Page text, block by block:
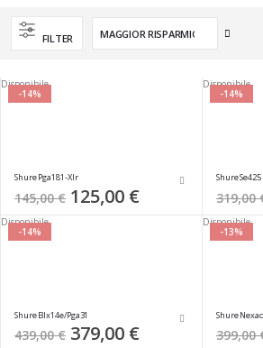
FILTER
-14%
Disponibile
Shure Pga181-Xlr
145,00 € Special
Price
125,00 €
-14%
Disponibile
Shure
319,00
-14%
Disponibile
Shure Blx14e/Pga31
439,00 € Special
Price
379,00 €
-13%
Disponibile
Shure
399,00